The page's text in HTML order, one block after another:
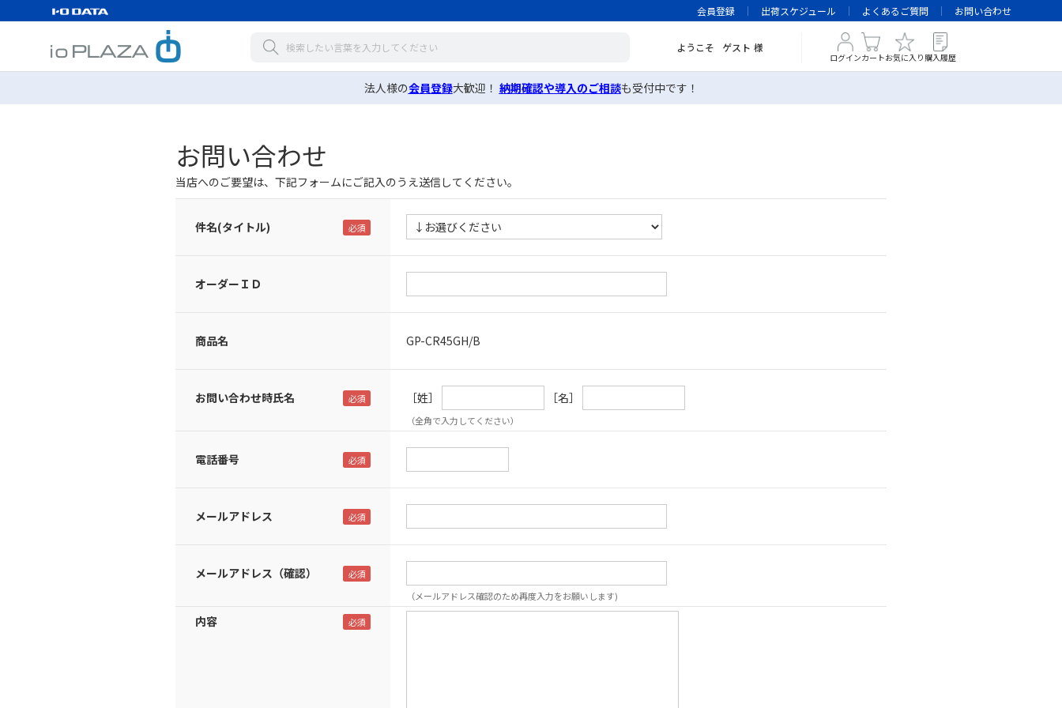
会員登録 出荷スケジュール よくあるご質問 お問い合わせ
ようこそ ゲスト 様
ログインカートお気に入り 購入履歴
法人様の会員登録大歓迎！ 納期確認や導入のご相談も受付中です！
お問い合わせ
当店へのご要望は、下記フォームにご記入のうえ送信してください。
件名(タイトル)
オーダーＩＤ
商品名 GP-CR45GH/B
お問い合わせ時氏名 ［姓］ ［名］
（全角で入力してください）
電話番号
メールアドレス
メールアドレス（確認）
（メールアドレス確認のため再度入力をお願いします)
内容